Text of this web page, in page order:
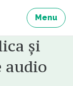
Menu
și
audio